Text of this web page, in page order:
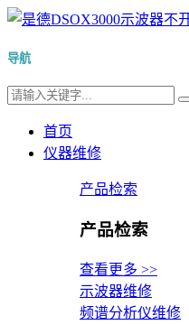
导航
首页
仪器维修
产品检索
产品检索
查看更多 >>
示波器维修
频谱分析仪维修